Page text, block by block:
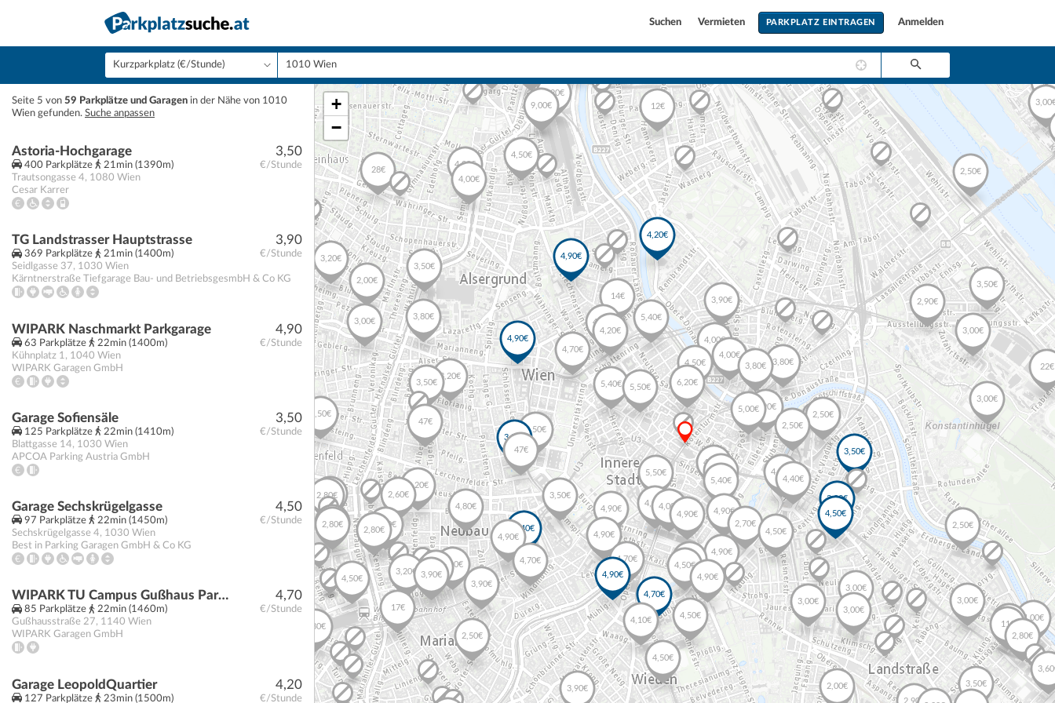
Suchen Vermieten PARKPLATZ EINTRAGEN Anmelden
Seite 5 von 59 Parkplätze und Garagen in der Nähe von 1010
Wien gefunden. Suche anpassen
3,50
€/Stunde
Astoria-Hochgarage
400 Parkplätze
21min (1390m)
Trautsongasse 4, 1080 Wien
Cesar Karrer
3,90
€/Stunde
TG Landstrasser Hauptstrasse
369 Parkplätze
21min (1400m)
Seidlgasse 37, 1030 Wien
Kärntnerstraße Tiefgarage Bau- und BetriebsgesmbH & Co KG
4,90
€/Stunde
WIPARK Naschmarkt Parkgarage
63 Parkplätze
22min (1400m)
Kühnplatz 1 , 1040 Wien
WIPARK Garagen GmbH
3,50
€/Stunde
Garage Sofiensäle
125 Parkplätze
22min (1410m)
Blattgasse 14, 1030 Wien
APCOA Parking Austria GmbH
4,50
€/Stunde
Garage Sechskrügelgasse
97 Parkplätze
22min (1450m)
Sechskrügelgasse 4, 1030 Wien
Best in Parking Garagen GmbH & Co KG
4,70
€/Stunde
WIPARK TU Campus Gußhaus Parkgarage
85 Parkplätze
22min (1460m)
Gußhausstraße 27, 1140 Wien
WIPARK Garagen GmbH
4,20
€/Stunde
Garage LeopoldQuartier
127 Parkplätze 23min (1500m)
+
−